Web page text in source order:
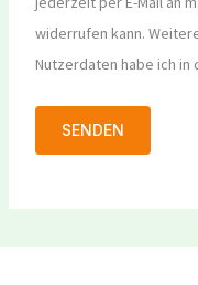
widerrufen kann.
Nutzerdaten habe ich in